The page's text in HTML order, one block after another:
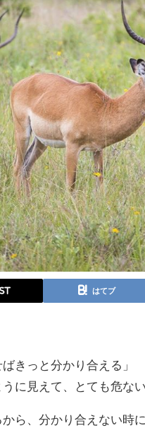
はてブ
きっと分かり合える」
に見えて、とても危な
から、分かり合えない時